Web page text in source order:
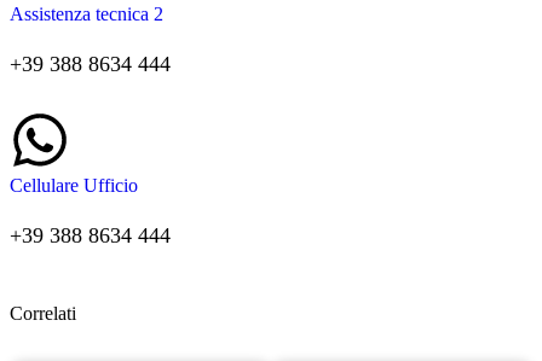
Assistenza tecnica 2
+39 388 8634 444
Cellulare Ufficio
+39 388 8634 444
Correlati